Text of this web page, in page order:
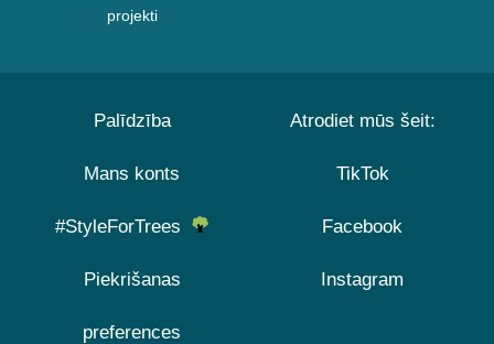
projekti
Palīdzība
Mans konts
#StyleForTrees
Piekrišanas
preferences
Atrodiet mūs šeit:
TikTok
Facebook
Instagram